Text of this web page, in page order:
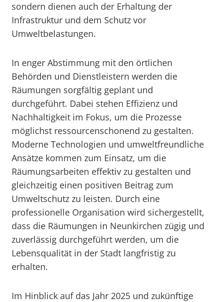
sondern dienen auch der Erhaltung der
Infrastruktur und dem Schutz vor
Umweltbelastungen.
In enger Abstimmung mit den örtlichen
Behörden und Dienstleistern werden die
Räumungen sorgfältig geplant und
durchgeführt. Dabei stehen Effizienz und
Nachhaltigkeit im Fokus, um die Prozesse
möglichst ressourcenschonend zu gestalten.
Moderne Technologien und umweltfreundliche
Ansätze kommen zum Einsatz, um die
Räumungsarbeiten effektiv zu gestalten und
gleichzeitig einen positiven Beitrag zum
Umweltschutz zu leisten. Durch eine
professionelle Organisation wird sichergestellt,
dass die Räumungen in Neunkirchen zügig und
zuverlässig durchgeführt werden, um die
Lebensqualität in der Stadt langfristig zu
erhalten.
Im Hinblick auf das Jahr 2025 und zukünftige